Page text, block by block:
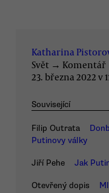
Katharina
Svět → Komentář
23. března 2022 v
Související
Filip Outrata
Putinovy války
Jiří Pehe Jak
Otevřený dopis